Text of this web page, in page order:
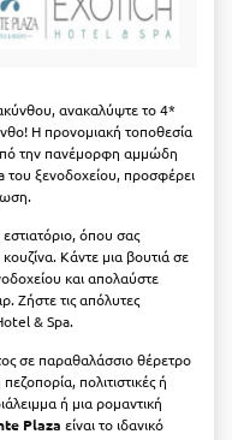
ανακαλύψτε το 4*
Η προνομιακή τοποθεσία
την πανέμορφη αμμώδη
του ξενοδοχείου, προσφέρει
όπου σας
Κάντε μια βουτιά σε
και απολαύστε
Ζήστε τις απόλυτες
& Spa.
σε παραθαλάσσιο θέρετρο
πολιτιστικές ή
ή μια ρομαντική
Plaza είναι το ιδανικό